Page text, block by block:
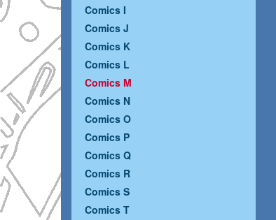
Comics I
Comics J
Comics K
Comics L
Comics M
Comics N
Comics O
Comics P
Comics Q
Comics R
Comics S
Comics T